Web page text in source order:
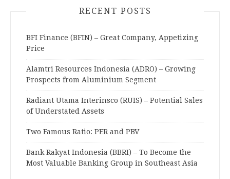
RECENT POSTS
BFI Finance (BFIN) – Great Company, Appetizing
Price
Alamtri Resources Indonesia (ADRO) – Growing
Prospects from Aluminium Segment
Radiant Utama Interinsco (RUIS) – Potential Sales
of Understated Assets
Two Famous Ratio: PER and PBV
Bank Rakyat Indonesia (BBRI) – To Become the
Most Valuable Banking Group in Southeast Asia